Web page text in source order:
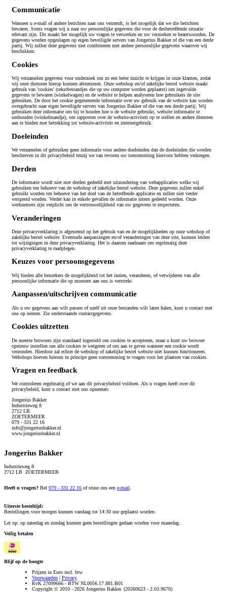
Communicatie
Wanneer u e-mail of andere berichten naar ons verzendt, is het mogelijk dat we die berichten
bewaren. Soms vragen wij u naar uw persoonlijke gegevens die voor de desbetreffende situatie
relevant zijn. Dit maakt het mogelijk uw vragen te verwerken en uw verzoeken te beantwoorden. De
gegevens worden opgeslagen op eigen beveiligde servers van Jongerius Bakker of die van een derde
partij. Wij zullen deze gegevens niet combineren met andere persoonlijke gegevens waarover wij
beschikken.
Cookies
Wij verzamelen gegevens voor onderzoek om zo een beter inzicht te krijgen in onze klanten, zodat
wij onze diensten hierop kunnen afstemmen. Onze webshop en/of zakelijke bestel website maakt
gebruik van 'cookies' (tekstbestandjes die op uw computer worden geplaatst) om ingevulde
gegevens te bewaren (winkelwagen) en de website te helpen analyseren hoe gebruikers de site
gebruiken. De door het cookie gegenereerde informatie over uw gebruik van de website kan worden
overgebracht naar eigen beveiligde servers van Jongerius Bakker of die van een derde partij. Wij
gebruiken deze informatie om bij te houden hoe u de website gebruikt, website informatie te
onthouden (winkelmandje), om rapporten over de website-activiteit op te stellen en andere diensten
aan te bieden met betrekking tot website-activiteit en internetgebruik.
Doeleinden
We verzamelen of gebruiken geen informatie voor andere doeleinden dan de doeleinden die worden
beschreven in dit privacybeleid tenzij we van tevoren uw toestemming hiervoor hebben verkregen.
Derden
De informatie wordt niet met derden gedeeld met uitzondering van webapplicaties welke wij
gebruiken ten behoeve van de webshop of zakelijke bestel website. Deze gegevens zullen enkel
gebruikt worden ten behoeve van het doel van de betreffende applicatie en zullen niet verder
verspreid worden. Verder kan in enkele gevallen de informatie intern gedeeld worden. Onze
werknemers zijn verplicht om de vertrouwelijkheid van uw gegevens te respecteren.
Veranderingen
Deze privacyverklaring is afgestemd op het gebruik van en de mogelijkheden op onze webshop of
zakelijke bestel website. Eventuele aanpassingen en/of veranderingen van deze site, kunnen leiden
tot wijzigingen in deze privacyverklaring. Het is daarom raadzaam om regelmatig deze
privacyverklaring te raadplegen.
Keuzes voor persoonsgegevens
Wij bieden alle bezoekers de mogelijkheid tot het inzien, veranderen, of verwijderen van alle
persoonlijke informatie die op moment aan ons is verstrekt.
Aanpassen/uitschrijven communicatie
Als u uw gegevens aan wilt passen of uzelf uit onze bestanden wilt laten halen, kunt u contact met
ons op nemen. Zie onderstaande contactgegevens.
Cookies uitzetten
De meeste browsers zijn standaard ingesteld om cookies te accepteren, maar u kunt uw browser
opnieuw instellen om alle cookies te weigeren of om aan te geven wanneer een cookie wordt
verzonden. Hierdoor zal echter de webshop of zakelijke bestel website niet kunnen functioneren.
Webshops hoeven hierom in principe geen toestemming te vragen voor het plaatsen van cookies.
Vragen en feedback
We controleren regelmatig of we aan dit privacybeleid voldoen. Als u vragen heeft over dit
privacybeleid, kunt u contact met ons opnemen:
Jongerius Bakker
Industrieweg 8
2712 LB
ZOETERMEER
079 - 331 22 16
info@jongeriusbakker.nl
www.jongeriusbakker.nl
Jongerius Bakker
Industrieweg 8
2712 LB ZOETERMEER
Heeft u vragen? Bel 079 - 331 22 16 of stuur ons een e-mail.
Uiterste besteltijd:
Bestellingen voor morgen kunnen vandaag tot 14:30 uur geplaatst worden.
Let op: op zaterdag en zondag kunnen geen bestellingen gedaan worden voor maandag.
Veilig betalen
Blijf op de hoogte
Prijzen in Euro incl. btw
Voorwaarden | Privacy
KvK 27099666 - BTW NL0056.17.881.B01
Copyright © 2010 - 2026 Jongerius Bakker. (20260623 - 2.03.9670)